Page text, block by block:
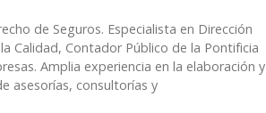
de Seguros. Especialista en Dirección
Calidad, Contador Público de la Pontificia
Amplia experiencia en la elaboración y
asesorías, consultorías y